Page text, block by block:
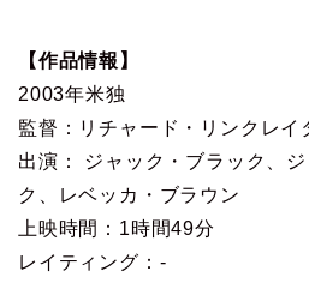
【作品情報】
2003年米独
監督：リチャード・リンクレイ
出演： ジャック・ブラック、
ク、レベッカ・ブラウン
上映時間：1時間49分
レイティング：-